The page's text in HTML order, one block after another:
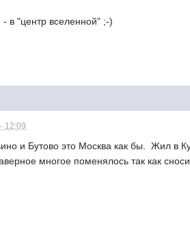
в "центр вселенной" ;-)
12:09
и Бутово это Москва как бы. Жил в
многое поменялось так как